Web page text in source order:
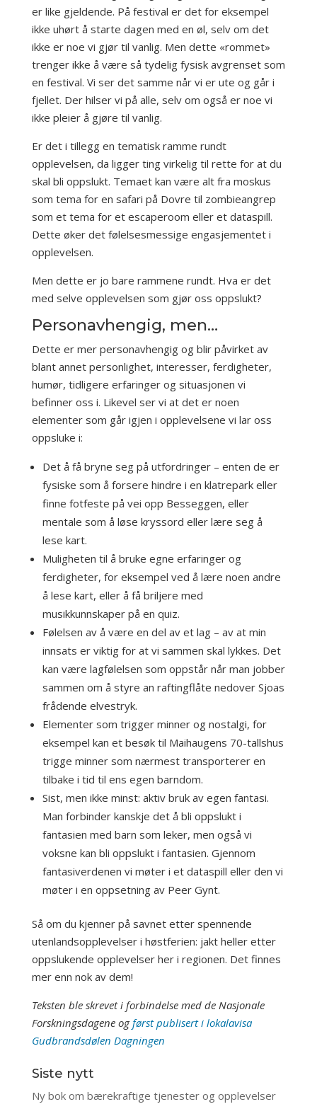
er like gjeldende. På festival er det for eksempel
ikke uhørt å starte dagen med en øl, selv om det
ikke er noe vi gjør til vanlig. Men dette «rommet»
trenger ikke å være så tydelig fysisk avgrenset som
en festival. Vi ser det samme når vi er ute og går i
fjellet. Der hilser vi på alle, selv om også er noe vi
ikke pleier å gjøre til vanlig.
Er det i tillegg en tematisk ramme rundt
opplevelsen, da ligger ting virkelig til rette for at du
skal bli oppslukt. Temaet kan være alt fra moskus
som tema for en safari på Dovre til zombieangrep
som et tema for et escaperoom eller et dataspill.
Dette øker det følelsesmessige engasjementet i
opplevelsen.
Men dette er jo bare rammene rundt. Hva er det
med selve opplevelsen som gjør oss oppslukt?
Personavhengig, men…
Dette er mer personavhengig og blir påvirket av
blant annet personlighet, interesser, ferdigheter,
humør, tidligere erfaringer og situasjonen vi
befinner oss i. Likevel ser vi at det er noen
elementer som går igjen i opplevelsene vi lar oss
oppsluke i:
Det å få bryne seg på utfordringer – enten de er
fysiske som å forsere hindre i en klatrepark eller
finne fotfeste på vei opp Besseggen, eller
mentale som å løse kryssord eller lære seg å
lese kart.
Muligheten til å bruke egne erfaringer og
ferdigheter, for eksempel ved å lære noen andre
å lese kart, eller å få briljere med
musikkunnskaper på en quiz.
Følelsen av å være en del av et lag – av at min
innsats er viktig for at vi sammen skal lykkes. Det
kan være lagfølelsen som oppstår når man jobber
sammen om å styre an raftingflåte nedover Sjoas
frådende elvestryk.
Elementer som trigger minner og nostalgi, for
eksempel kan et besøk til Maihaugens 70-tallshus
trigge minner som nærmest transporterer en
tilbake i tid til ens egen barndom.
Sist, men ikke minst: aktiv bruk av egen fantasi.
Man forbinder kanskje det å bli oppslukt i
fantasien med barn som leker, men også vi
voksne kan bli oppslukt i fantasien. Gjennom
fantasiverdenen vi møter i et dataspill eller den vi
møter i en oppsetning av Peer Gynt.
Så om du kjenner på savnet etter spennende
utenlandsopplevelser i høstferien: jakt heller etter
oppslukende opplevelser her i regionen. Det finnes
mer enn nok av dem!
Teksten ble skrevet i forbindelse med de Nasjonale
Forskningsdagene ogførst publisert i lokalavisa
Gudbrandsdølen Dagningen
Siste nytt
Ny bok om bærekraftige tjenester og opplevelser